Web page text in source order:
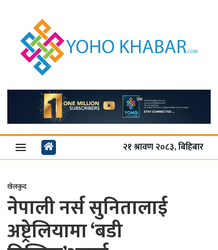
२१ श्रावण २०८३, बिहिबार
खेलकुद
नेपाली नर्स सुनितालाई
अष्ट्रेलियामा ‘बडी